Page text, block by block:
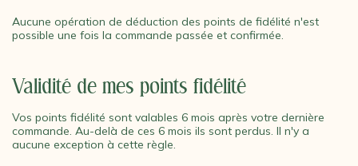
Aucune opération de déduction des points de fidélité n'est
possible une fois la commande passée et confirmée.
Validité de mes points fidélité
Vos points fidélité sont valables 6 mois après votre dernière
commande. Au-delà de ces 6 mois ils sont perdus. Il n'y a
aucune exception à cette règle.